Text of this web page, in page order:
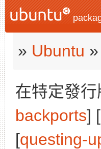
» Ubuntu »
在特定發
backports] [
[questing-